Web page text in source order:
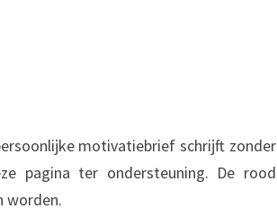
motivatiebrief schrijft zonder
pagina ter ondersteuning. De rood
worden.